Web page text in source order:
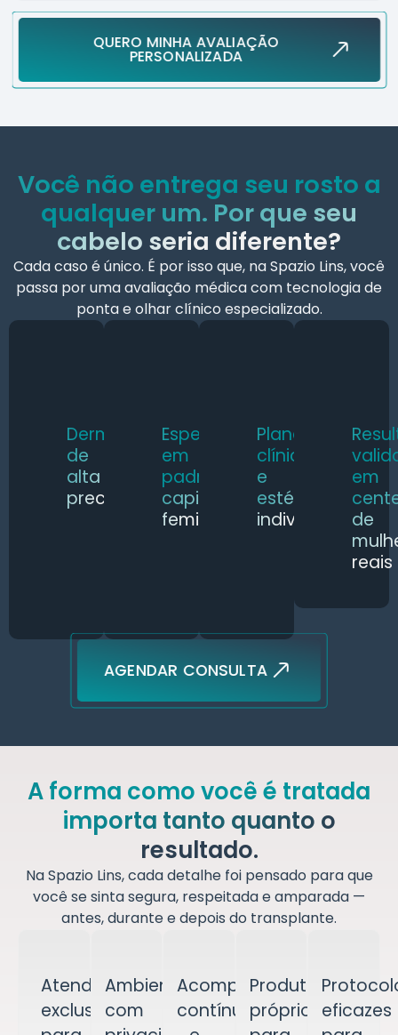
QUERO MINHA AVALIAÇÃO
PERSONALIZADA
Você não entrega seu rosto a
qualquer um. Por que seu
cabelo seria diferente?
Cada caso é único. É por isso que, na Spazio Lins, você
passa por uma avaliação médica com tecnologia de
ponta e olhar clínico especializado.
Dermatoscopia
de
alta
precisão
Especialistas
em
padrões
capilares
femininos
Planejamento
clínico
e
estético
individual
em
de
reais
AGENDAR CONSULTA
A forma como você é tratada
importa tanto quanto o
resultado.
Na Spazio Lins, cada detalhe foi pensado para que
você se sinta segura, respeitada e amparada —
antes, durante e depois do transplante.
Atendimento
exclusivo
Ambientes
com
Acompanhamento
contínuo
Produtos
próprios eficazes